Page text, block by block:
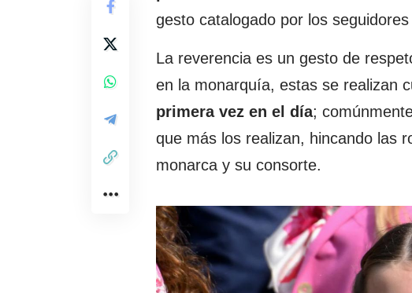
gesto catalogado por los
La reverencia es un gesto de
en la monarquía, estas se realizan
primera vez en el día;
que más los realizan, hincando las
monarca y su consorte.